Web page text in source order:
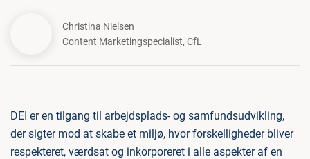
Christina Nielsen
Content Marketingspecialist, CfL
DEI er en tilgang til arbejdsplads- og samfundsudvikling,
der sigter mod at skabe et miljø, hvor forskelligheder bliver
respekteret, værdsat og inkorporeret i alle aspekter af en